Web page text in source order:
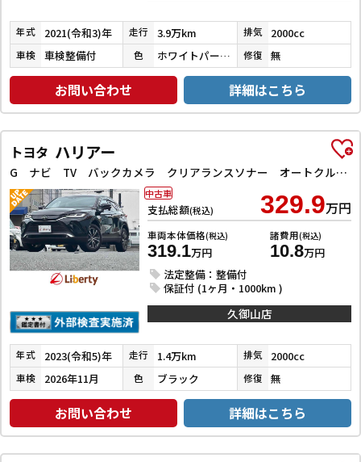
年式 2021(令和3)年 走行 3.9万km 排気 2000cc
車検 車検整備付 色 ホワイトパールクリスタルシャイン 修復 無
お問い合わせ 詳細はこちら
トヨタ ハリアー
G ナビ TV バックカメラ クリアランスソナー オートクルーズコントロール レーンアシスト パワーシート 衝突被害軽減システム オートマチックハイビーム オートライト LEDヘッドランプ
支払総額(税込) 329.9万円
車両本体価格(税込)
319.1万円
諸費用(税込)
10.8万円
法定整備：整備付
保証付 (1ヶ月・1000km )
中古車
久御山店
年式 2023(令和5)年 走行 1.4万km 排気 2000cc
車検 2026年11月 色 ブラック 修復 無
お問い合わせ 詳細はこちら